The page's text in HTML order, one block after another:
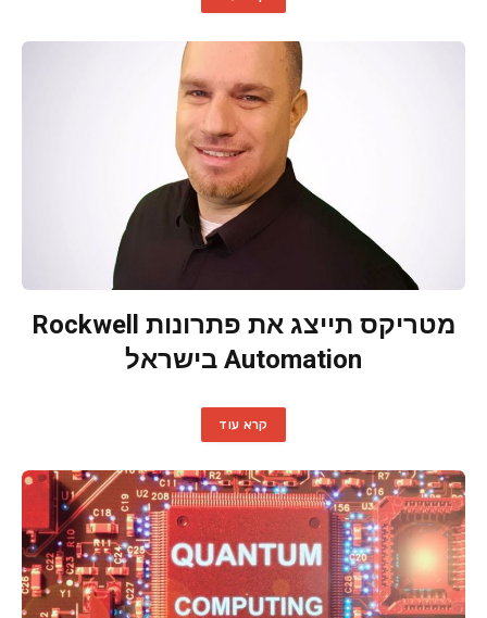
מטריקס תייצג את פתרונות Rockwell
Automation בישראל
קרא עוד